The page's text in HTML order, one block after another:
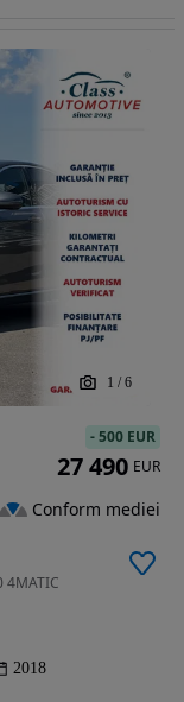
1 / 6
4MATIC
2018
-500 EUR
27 490 EUR
Conform mediei